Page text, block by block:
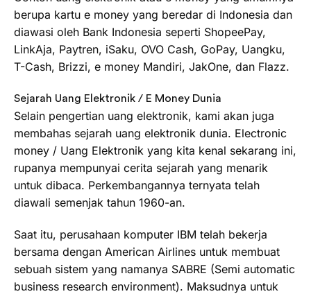
berupa kartu e money yang beredar di Indonesia dan
diawasi oleh Bank Indonesia seperti ShopeePay,
LinkAja, Paytren, iSaku, OVO Cash, GoPay, Uangku,
T-Cash, Brizzi, e money Mandiri, JakOne, dan Flazz.
Sejarah Uang Elektronik / E Money Dunia
Selain pengertian uang elektronik, kami akan juga
membahas sejarah uang elektronik dunia. Electronic
money / Uang Elektronik yang kita kenal sekarang ini,
rupanya mempunyai cerita sejarah yang menarik
untuk dibaca. Perkembangannya ternyata telah
diawali semenjak tahun 1960-an.
Saat itu, perusahaan komputer IBM telah bekerja
bersama dengan American Airlines untuk membuat
sebuah sistem yang namanya SABRE (Semi automatic
business research environment). Maksudnya untuk